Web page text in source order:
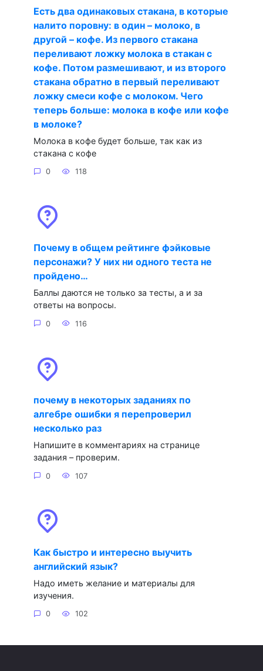
Есть два одинаковых стакана, в которые
налито поровну: в один – молоко, в
другой – кофе. Из первого стакана
переливают ложку молока в стакан с
кофе. Потом размешивают, и из второго
стакана обратно в первый переливают
ложку смеси кофе с молоком. Чего
теперь больше: молока в кофе или кофе
в молоке?
Молока в кофе будет больше, так как из
стакана с кофе
0 118
Почему в общем рейтинге фэйковые
персонажи? У них ни одного теста не
пройдено…
Баллы даются не только за тесты, а и за
ответы на вопросы.
0 116
почему в некоторых заданиях по
алгебре ошибки я перепроверил
несколько раз
Напишите в комментариях на странице
задания – проверим.
0 107
Как быстро и интересно выучить
английский язык?
Надо иметь желание и материалы для
изучения.
0 102